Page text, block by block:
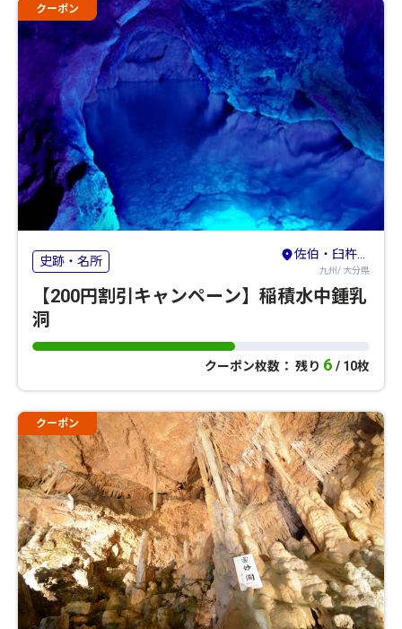
クーポン
史跡・名所 佐伯・臼杵・豊後大野
九州/ 大分県
【200円割引キャンペーン】稲積水中鍾乳
洞
クーポン枚数： 残り 6 / 10枚
クーポン